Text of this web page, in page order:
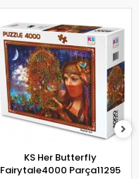
KS Her Butterfly
Fairytale4000 Parça11295